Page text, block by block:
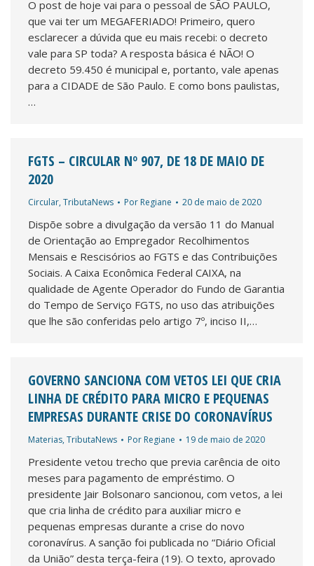
O post de hoje vai para o pessoal de SÃO PAULO,
que vai ter um MEGAFERIADO! Primeiro, quero
esclarecer a dúvida que eu mais recebi: o decreto
vale para SP toda? A resposta básica é NÃO! O
decreto 59.450 é municipal e, portanto, vale apenas
para a CIDADE de São Paulo. E como bons paulistas,
…
FGTS – CIRCULAR Nº 907, DE 18 DE MAIO DE
2020
Circular,TributaNews Por Regiane 20 de maio de 2020
Dispõe sobre a divulgação da versão 11 do Manual
de Orientação ao Empregador Recolhimentos
Mensais e Rescisórios ao FGTS e das Contribuições
Sociais. A Caixa Econômica Federal CAIXA, na
qualidade de Agente Operador do Fundo de Garantia
do Tempo de Serviço FGTS, no uso das atribuições
que lhe são conferidas pelo artigo 7º, inciso II,…
GOVERNO SANCIONA COM VETOS LEI QUE CRIA
LINHA DE CRÉDITO PARA MICRO E PEQUENAS
EMPRESAS DURANTE CRISE DO CORONAVÍRUS
Materias,TributaNews Por Regiane 19 de maio de 2020
Presidente vetou trecho que previa carência de oito
meses para pagamento de empréstimo. O
presidente Jair Bolsonaro sancionou, com vetos, a lei
que cria linha de crédito para auxiliar micro e
pequenas empresas durante a crise do novo
coronavírus. A sanção foi publicada no “Diário Oficial
da União” desta terça-feira (19). O texto, aprovado